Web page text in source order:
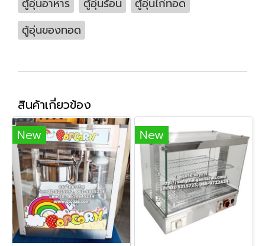
ตู้อุ่นอาหาร ตู้อุ่นร้อน
ตู้อุ่นไก่ทอด
ตู้อุ่นของทอด
สินค้าเกี่ยวข้อง
New
New